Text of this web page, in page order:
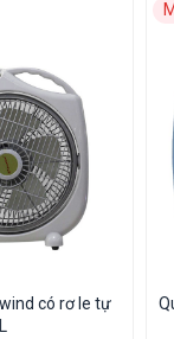
có rơ le tự